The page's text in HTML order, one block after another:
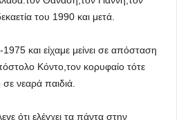
του 1990 και μετά.
και είχαμε μείνει σε απόσταση
Κόντο,τον κορυφαίο τότε
νεαρά παιδιά.
ότι ελέγχει τα πάντα στην